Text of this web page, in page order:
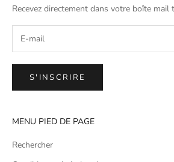
Recevez directement dans votre boîte
S'INSCRIRE
MENU PIED DE PAGE
Rechercher